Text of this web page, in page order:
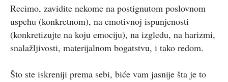
Recimo, zavidite nekome na postignutom poslovnom
uspehu (konkretnom), na emotivnoj ispunjenosti
(konkretizujte na koju emociju), na izgledu, na harizmi,
snalažljivosti, materijalnom bogatstvu, i tako redom.
Što ste iskreniji prema sebi, biće vam jasnije šta je to